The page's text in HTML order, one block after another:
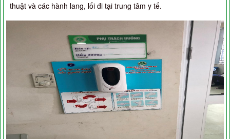
thuật và các hành lang, lối đi tại trung tâm y tế.